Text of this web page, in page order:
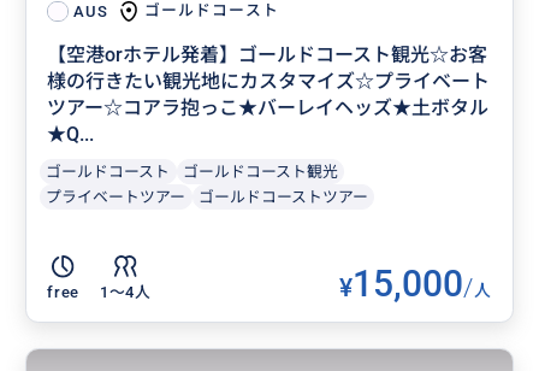
AUS ゴールドコースト
【空港orホテル発着】ゴールドコースト観光☆お客
様の行きたい観光地にカスタマイズ☆プライベート
ツアー☆コアラ抱っこ★バーレイヘッズ★土ボタル
★Q...
ゴールドコースト
ゴールドコースト観光
プライベートツアー
ゴールドコーストツアー
free 1〜4人 ¥15,000/人